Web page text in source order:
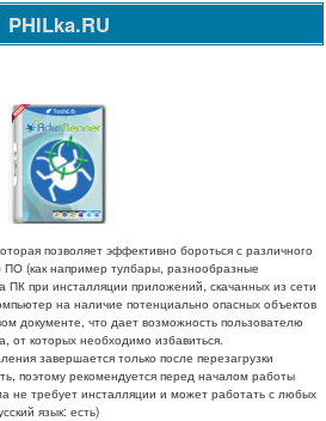
PHILka.RU
позволяет эффективно бороться с различного
(как например тулбары, разнообразные
при инсталляции приложений, скачанных из сети
на наличие потенциально опасных объектов
документе, что дает возможность пользователю
которых необходимо избавиться.
завершается только после перезагрузки
поэтому рекомендуется перед началом работы
не требует инсталляции и может работать с любых
язык: есть)